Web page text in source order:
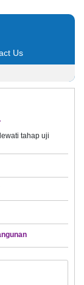
Us
tahap uji